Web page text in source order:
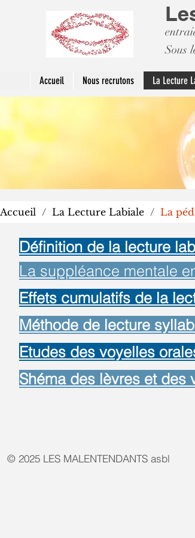
Sous
Accueil Nous recrutons La Lecture
Définition de la lecture
La suppléance mentale
Effets cumulatifs de la
Méthode de lecture
Etudes des voyelles
Shéma des lèvres et des
Accueil / La Lecture Labiale / La
© 2025 LES MALENTENDANTS asbl